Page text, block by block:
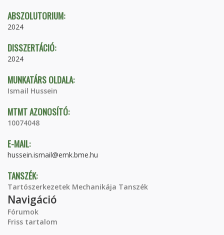
ABSZOLUTORIUM:
2024
DISSZERTÁCIÓ:
2024
MUNKATÁRS OLDALA:
Ismail Hussein
MTMT AZONOSÍTÓ:
10074048
E-MAIL:
hussein.ismail@emk.bme.hu
TANSZÉK:
Tartószerkezetek Mechanikája Tanszék
Navigáció
Fórumok
Friss tartalom